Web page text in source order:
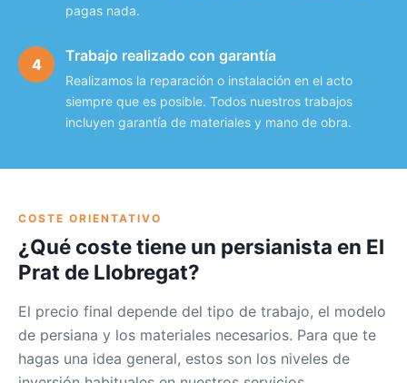
pagas nada.
4 Trabajo realizado con garantía
Realizamos la reparación o instalación en el acto
siempre que es posible. Todos nuestros trabajos
incluyen garantía de materiales y mano de obra.
COSTE ORIENTATIVO
¿Qué coste tiene un persianista en El
Prat de Llobregat?
El precio final depende del tipo de trabajo, el modelo
de persiana y los materiales necesarios. Para que te
hagas una idea general, estos son los niveles de